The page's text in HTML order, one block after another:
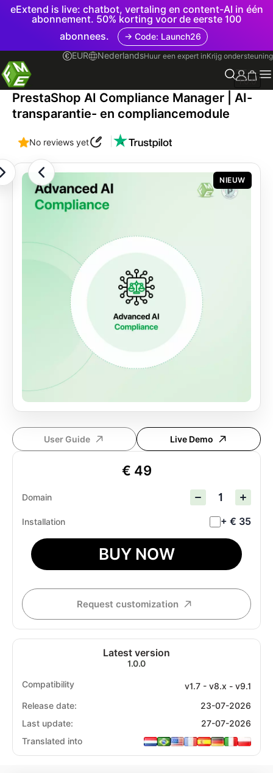
eExtend is live: chatbot, vertaling en content-AI in één
abonnement. 50% korting voor de eerste 100
abonnees.
→ Code: Launch26
EUR
NederlandsHuur een expert inKrijg ondersteuning
NIEUW
User Guide Live Demo
1.0.0
PrestaShop AI Compliance Manager | AI-
transparantie- en compliancemodule
No reviews yet
€ 49
Domain
Installation + € 35
BUY NOW
Request customization
Latest version
1.0.0
Compatibility
v1.7 - v8.x - v9.1
Release date:
23-07-2026
Last update:
27-07-2026
Translated into